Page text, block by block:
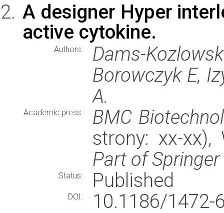
A designer Hyper
active cytokine.
Authors:
Dams-
Borowczyk E,
A.
Academic press:
BMC
strony: xx-
Part of
Status: Published
DOI:
10.1186/1472-